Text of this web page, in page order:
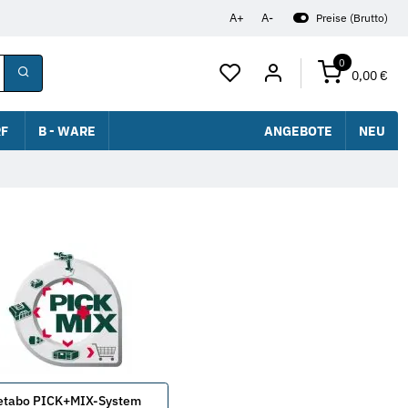
A+ A- Preise (Brutto)
0
0,00 €
B - WARE ANGEBOTE NEU
PICK+MIX-System